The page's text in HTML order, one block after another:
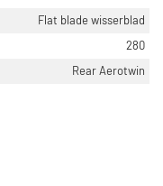
Flat blade wisserblad
280
Rear Aerotwin